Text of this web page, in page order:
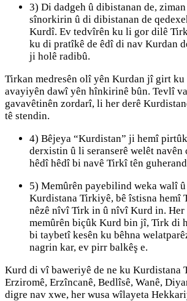
3) Di dadgeh û dibistanan de,
sînorkirin û di dibistanan de
Kurdî. Ev tedvîrên ku li gor dilê
ku di pratîkê de êdî di nav Kurdan
ji holê radibû.
Tirkan medresên olî yên Kurdan jî girt
avayiyên dawî yên hînkirinê bûn. Tevlî
gavavêtinên zordarî, li her derê
tê stendin.
4) Bêjeya “Kurdistan” ji hemî
derxistin û li seranserê welêt
hêdî hêdî bi navê Tirkî tên
5) Memûrên payebilind weka walî
Kurdistana Tirkiyê, bê îstisna hemî
nêzê nîvî Tirk in û nîvî Kurd in. Her
memûrên biçûk Kurd bin jî, Tirk di
bi taybetî kesên ku bêhna
nagrin kar, ev pirr balkêş e.
Kurd di vî baweriyê de ne ku Kurdistana
Erziromê, Erzîncanê, Bedlîsê, Wanê,
digre nav xwe, her wusa wîlayeta